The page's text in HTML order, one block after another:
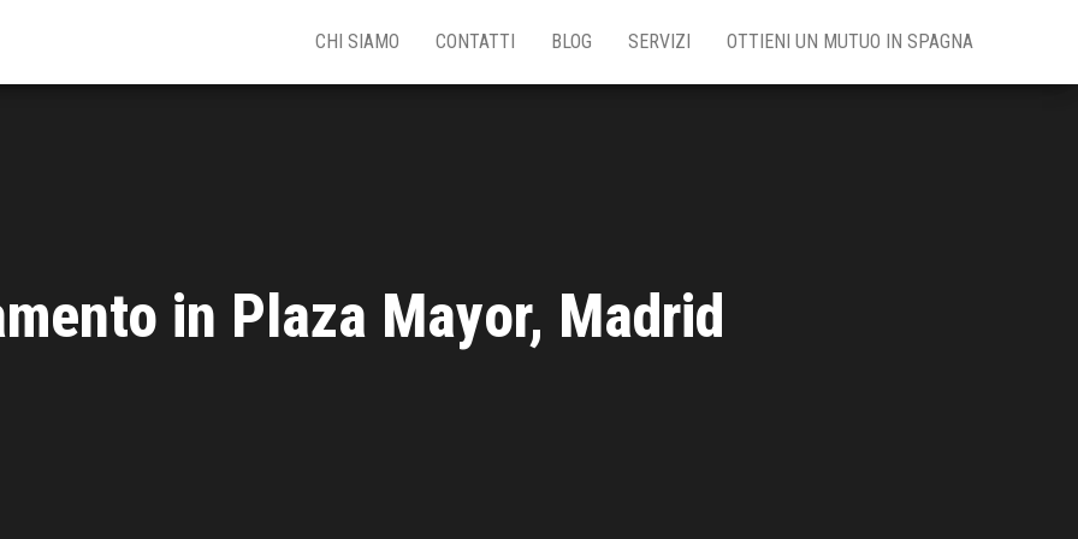
CHI SIAMO CONTATTI BLOG SERVIZI OTTIENI UN MUTUO IN SPAGNA
in Plaza Mayor, Madrid